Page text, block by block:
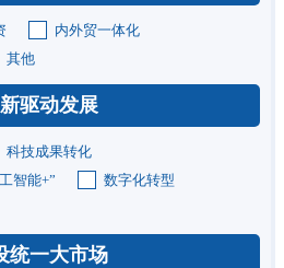
内外贸一体化
其他
驱动发展
科技成果转化
智能+”
数字化转型
统一大市场